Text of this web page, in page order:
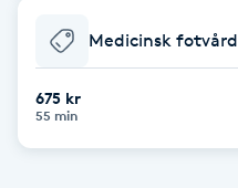
Brynplockning
Bröllopsuppsättning
C
Medicinsk fotvård
675 kr
55 min